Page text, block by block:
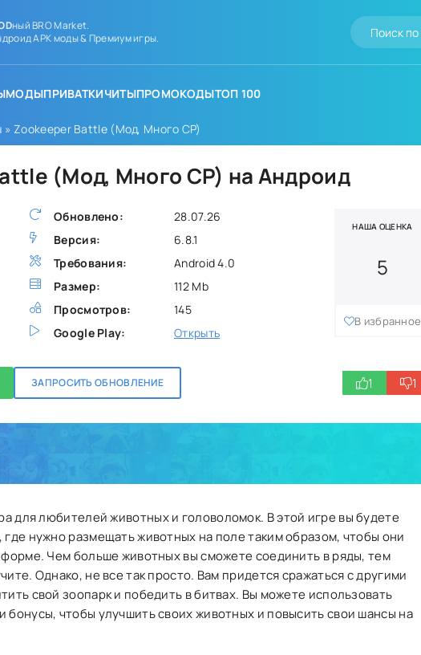
ный BRO Market.
APK моды & Премиум игры.
МОДЫПРИВАТКИЧИТЫПРОМОКОДЫТОП 100
» Zookeeper Battle (Мод, Много CP)
(Мод, Много CP) на Андроид
Обновлено:
28.07.26
Версия:
6.8.1
Требования:
Android 4.0
Размер:
112 Mb
Просмотров:
145
Google Play:
Открыть
НАША ОЦЕНКА
5
В избранное
ЗАПРОСИТЬ ОБНОВЛЕНИЕ 1 1
для любителей животных и головоломок. В этой игре вы будете
где нужно размещать животных на поле таким образом, чтобы они
Чем больше животных вы сможете соединить в ряды, тем
Однако, не все так просто. Вам придется сражаться с другими
свой зоопарк и победить в битвах. Вы можете использовать
бонусы, чтобы улучшить своих животных и повысить свои шансы на